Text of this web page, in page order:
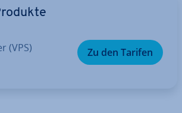
(VPS) Zu den Tarifen